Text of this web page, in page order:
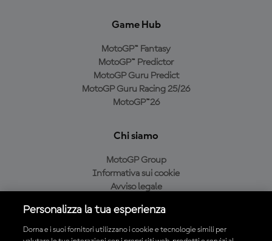
Game Hub
MotoGP™ Fantasy
MotoGP™ Predictor
MotoGP Guru Predict
MotoGP Guru Racing 25/26
MotoGP™26
Chi siamo
MotoGP Group
Informativa sui cookie
Avviso legale
Condizioni di acquisto
Personalizza la tua esperienza
Dorna e i suoi fornitori utilizzano i cookie e tecnologie simili per